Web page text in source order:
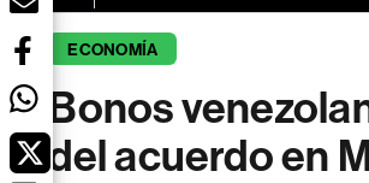
ECONOMÍA
Bonos
del acuerdo en